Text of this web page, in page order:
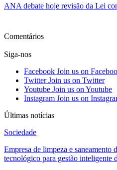
ANA debate hoje revisão da Lei
Comentários
Siga-nos
Facebook Join us on
Twitter Join us on Twitter
Youtube Join us on Youtube
Instagram Join us on
Últimas notícias
Sociedade
Empresa de limpeza e saneamento
tecnológico para gestão inteligente